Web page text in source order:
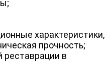
характеристики,
прочность;
реставрации в